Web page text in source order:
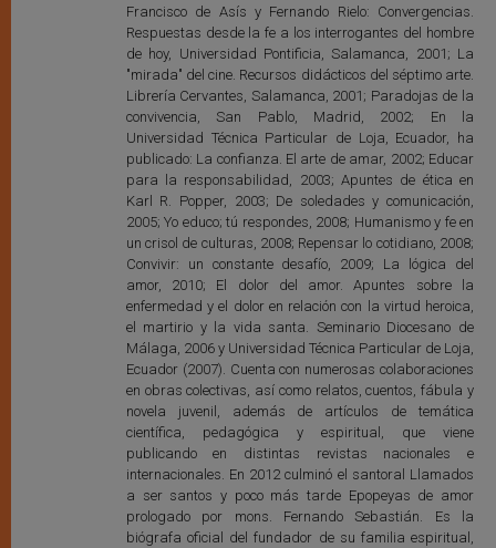
Francisco de Asís y Fernando Rielo: Convergencias.
Respuestas desde la fe a los interrogantes del hombre
de hoy, Universidad Pontificia, Salamanca, 2001; La
"mirada" del cine. Recursos didácticos del séptimo arte.
Librería Cervantes, Salamanca, 2001; Paradojas de la
convivencia, San Pablo, Madrid, 2002; En la
Universidad Técnica Particular de Loja, Ecuador, ha
publicado: La confianza. El arte de amar, 2002; Educar
para la responsabilidad, 2003; Apuntes de ética en
Karl R. Popper, 2003; De soledades y comunicación,
2005; Yo educo; tú respondes, 2008; Humanismo y fe en
un crisol de culturas, 2008; Repensar lo cotidiano, 2008;
Convivir: un constante desafío, 2009; La lógica del
amor, 2010; El dolor del amor. Apuntes sobre la
enfermedad y el dolor en relación con la virtud heroica,
el martirio y la vida santa. Seminario Diocesano de
Málaga, 2006 y Universidad Técnica Particular de Loja,
Ecuador (2007). Cuenta con numerosas colaboraciones
en obras colectivas, así como relatos, cuentos, fábula y
novela juvenil, además de artículos de temática
científica, pedagógica y espiritual, que viene
publicando en distintas revistas nacionales e
internacionales. En 2012 culminó el santoral Llamados
a ser santos y poco más tarde Epopeyas de amor
prologado por mons. Fernando Sebastián. Es la
biógrafa oficial del fundador de su familia espiritual,